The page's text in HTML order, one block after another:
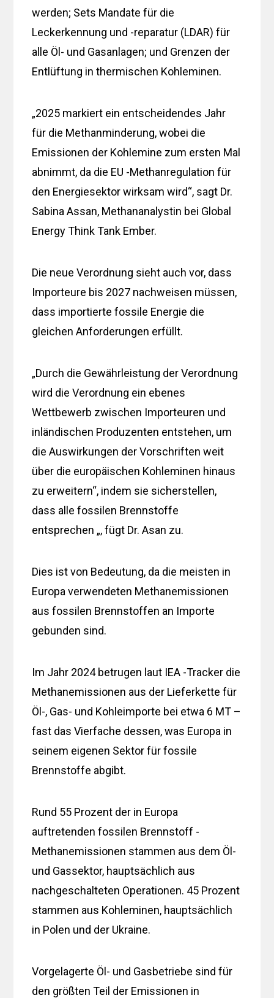
werden; Sets Mandate für die
Leckerkennung und -reparatur (LDAR) für
alle Öl- und Gasanlagen; und Grenzen der
Entlüftung in thermischen Kohleminen.
„2025 markiert ein entscheidendes Jahr
für die Methanminderung, wobei die
Emissionen der Kohlemine zum ersten Mal
abnimmt, da die EU -Methanregulation für
den Energiesektor wirksam wird“, sagt Dr.
Sabina Assan, Methananalystin bei Global
Energy Think Tank Ember.
Die neue Verordnung sieht auch vor, dass
Importeure bis 2027 nachweisen müssen,
dass importierte fossile Energie die
gleichen Anforderungen erfüllt.
„Durch die Gewährleistung der Verordnung
wird die Verordnung ein ebenes
Wettbewerb zwischen Importeuren und
inländischen Produzenten entstehen, um
die Auswirkungen der Vorschriften weit
über die europäischen Kohleminen hinaus
zu erweitern“, indem sie sicherstellen,
dass alle fossilen Brennstoffe
entsprechen „, fügt Dr. Asan zu.
Dies ist von Bedeutung, da die meisten in
Europa verwendeten Methanemissionen
aus fossilen Brennstoffen an Importe
gebunden sind.
Im Jahr 2024 betrugen laut IEA -Tracker die
Methanemissionen aus der Lieferkette für
Öl-, Gas- und Kohleimporte bei etwa 6 MT –
fast das Vierfache dessen, was Europa in
seinem eigenen Sektor für fossile
Brennstoffe abgibt.
Rund 55 Prozent der in Europa
auftretenden fossilen Brennstoff -
Methanemissionen stammen aus dem Öl-
und Gassektor, hauptsächlich aus
nachgeschalteten Operationen. 45 Prozent
stammen aus Kohleminen, hauptsächlich
in Polen und der Ukraine.
Vorgelagerte Öl- und Gasbetriebe sind für
den größten Teil der Emissionen in